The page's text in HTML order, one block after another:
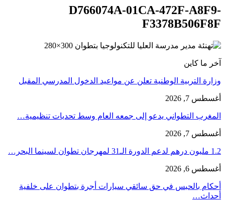
D766074A-01CA-472F-A8F9-
F3378B506F8F
آخر ما كاين
وزارة التربية الوطنية تعلن عن مواعيد الدخول المدرسي المقبل
أغسطس 7, 2026
المغرب التطواني يدعو إلى جمعه العام وسط تحديات تنظيمية…
أغسطس 7, 2026
1.2 مليون درهم لدعم الدورة الـ31 لمهرجان تطوان لسينما البحر…
أغسطس 6, 2026
أحكام بالحبس في حق سائقي سيارات أجرة بتطوان على خلفية
أحداث…